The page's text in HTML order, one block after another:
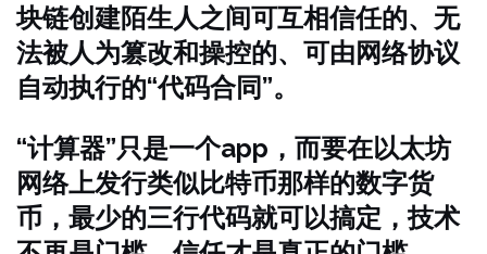
块链创建陌生人之间可互相信任的、无
法被人为篡改和操控的、可由网络协议
自动执行的“代码合同”。
“计算器”只是一个app，而要在以太坊
网络上发行类似比特币那样的数字货
币，最少的三行代码就可以搞定，技术